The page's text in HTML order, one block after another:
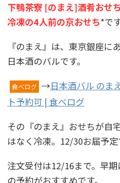
下鴨茶寮 [のまえ]酒肴おせ
冷凍の4人前の京おせち*です
『のまえ』は、東京銀座に
日本酒のバルです。
食べログ →日本酒バル のま
ト予約可 | 食べログ
その『のまえ』おせちが自
はなく冷凍。12/30お届予定
注文受付は12/16まで。早
の予約がおすすめです。